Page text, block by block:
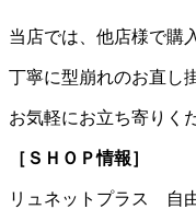
当店では、他店様で購
丁寧に型崩れのお直し
お気軽にお立ち寄りく
［ＳＨＯＰ情報］
リュネットプラス 自